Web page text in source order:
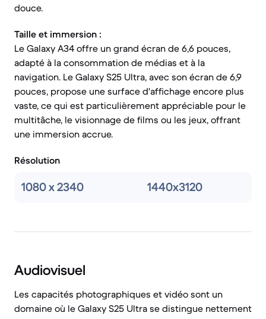
douce.
Taille et immersion :
Le Galaxy A34 offre un grand écran de 6,6 pouces,
adapté à la consommation de médias et à la
navigation. Le Galaxy S25 Ultra, avec son écran de 6,9
pouces, propose une surface d'affichage encore plus
vaste, ce qui est particulièrement appréciable pour le
multitâche, le visionnage de films ou les jeux, offrant
une immersion accrue.
Résolution
1080 x 2340 1440x3120
Audiovisuel
Les capacités photographiques et vidéo sont un
domaine où le Galaxy S25 Ultra se distingue nettement